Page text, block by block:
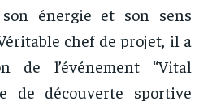
son énergie et son sens
chef de projet, il a
de l’événement “Vital
de découverte sportive